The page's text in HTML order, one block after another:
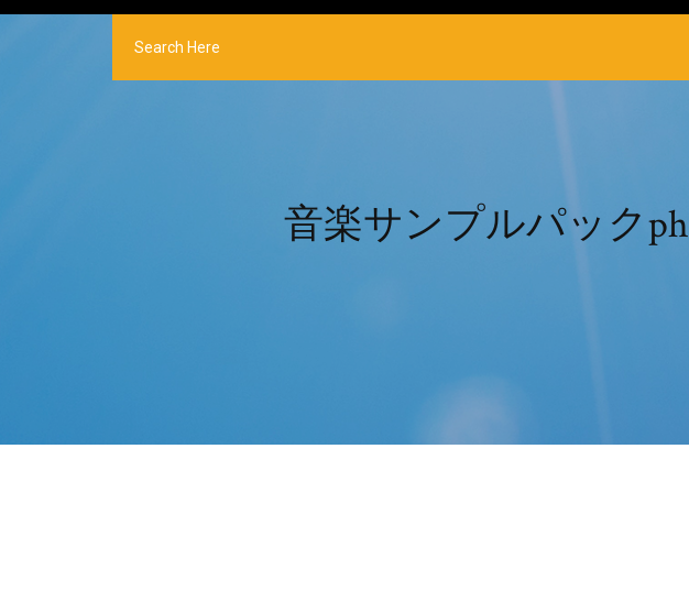
音楽サンプルパック